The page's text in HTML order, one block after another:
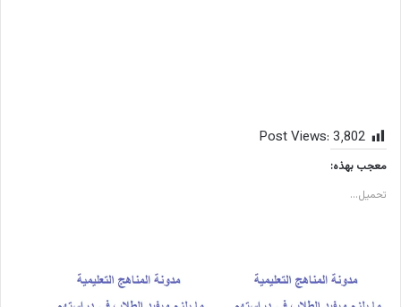
Post Views: 3٬802
معجب بهذه:
تحميل...